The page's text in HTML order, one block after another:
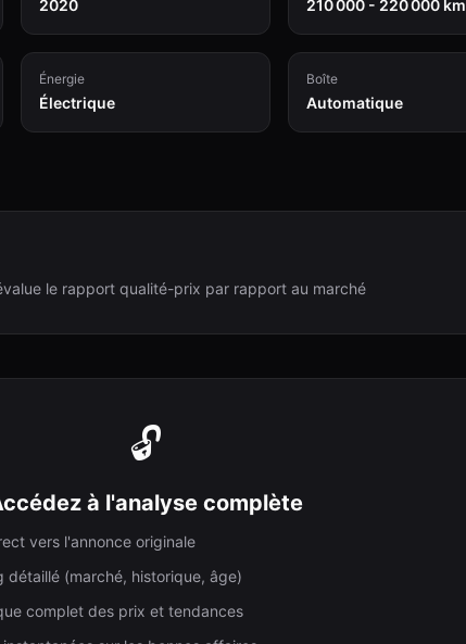
2020 210 000 - 220 000 km
Énergie
Électrique
Boîte
Automatique
le rapport qualité-prix par rapport au marché
🔓
à l'analyse complète
vers l'annonce originale
détaillé (marché, historique, âge)
complet des prix et tendances